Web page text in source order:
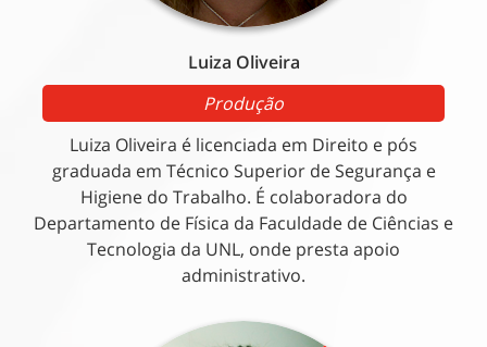
Luiza Oliveira
Produção
Luiza Oliveira é licenciada em Direito e pós
graduada em Técnico Superior de Segurança e
Higiene do Trabalho. É colaboradora do
Departamento de Física da Faculdade de Ciências e
Tecnologia da UNL, onde presta apoio
administrativo.